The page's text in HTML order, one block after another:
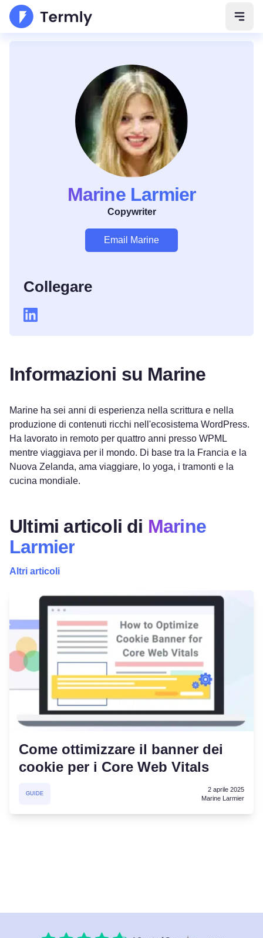
Apri
Marine Larmier
Copywriter
Email Marine
Collegare
Informazioni su Marine
Marine ha sei anni di esperienza nella scrittura e nella
produzione di contenuti ricchi nell'ecosistema WordPress.
Ha lavorato in remoto per quattro anni presso WPML
mentre viaggiava per il mondo. Di base tra la Francia e la
Nuova Zelanda, ama viaggiare, lo yoga, i tramonti e la
cucina mondiale.
Ultimi articoli di Marine
Larmier
Altri articoli
Come ottimizzare il banner dei
cookie per i Core Web Vitals
GUIDE
2 aprile 2025
Marine Larmier